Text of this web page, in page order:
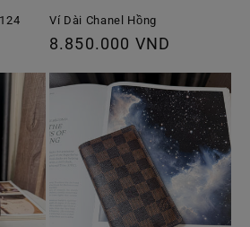
Ví Dài Chanel Hồng
Giá
thường
8.850.000 VND